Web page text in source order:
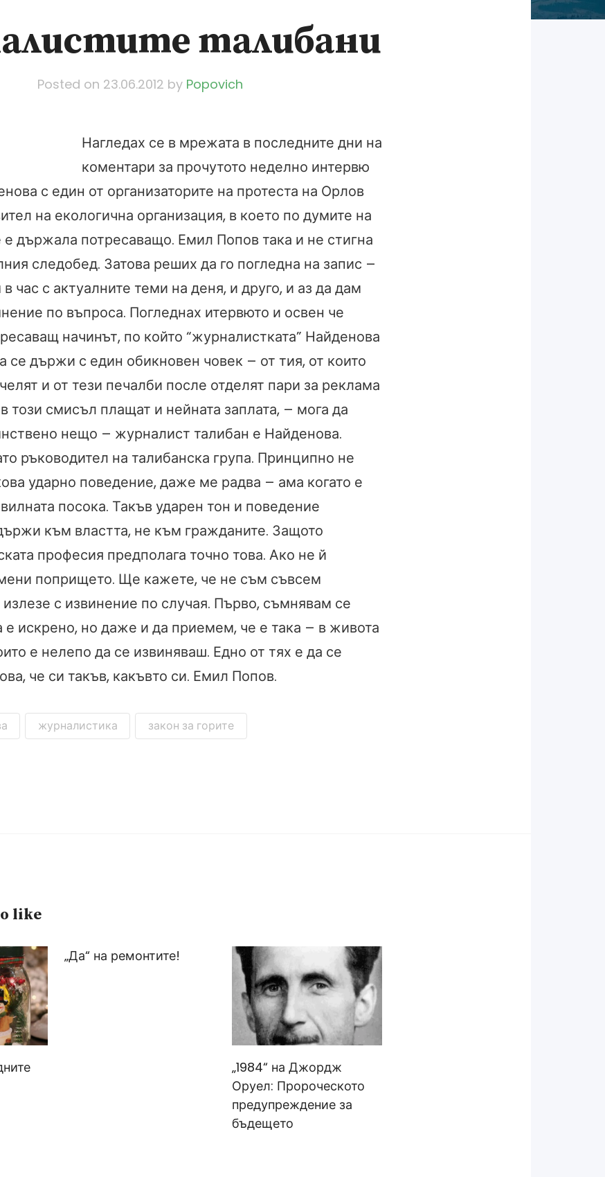
талибани
Posted on 23.06.2012 by Popovich
Нагледах се в мрежата в последните дни на
коментари за прочутото неделно интервю
с един от организаторите на протеста на Орлов
на екологична организация, в което по думите на
е държала потресаващо. Емил Попов така и не стигна
следобед. Затова реших да го погледна на запис –
час с актуалните теми на деня, и друго, и аз да дам
по въпроса. Погледнах итервюто и освен че
начинът, по който “журналистката” Найденова
се държи с един обикновен човек – от тия, от които
и от тези печалби после отделят пари за реклама
този смисъл плащат и нейната заплата, – мога да
нещо – журналист талибан е Найденова.
ръководител на талибанска група. Принципно не
ударно поведение, даже ме радва – ама когато е
посока. Такъв ударен тон и поведение
към властта, не към гражданите. Защото
професия предполага точно това. Ако не й
попрището. Ще кажете, че не съм съвсем
с извинение по случая. Първо, съмнявам се
е искрено, но даже и да приемем, че е така – в живота
е нелепо да се извиняваш. Едно от тях е да се
че си такъв, какъвто си. Емил Попов.
журналистика закон за горите
like
„Да“ на ремонтите!
„1984“ на Джордж
Оруел: Пророческото
предупреждение за
бъдещето